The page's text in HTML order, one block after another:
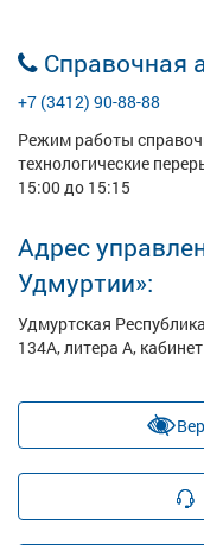
Справочная
+7 (3412) 90-88-88
Режим работы
технологические
15:00 до 15:15
Адрес
Удмуртии»:
Удмуртская
134А, литера А,